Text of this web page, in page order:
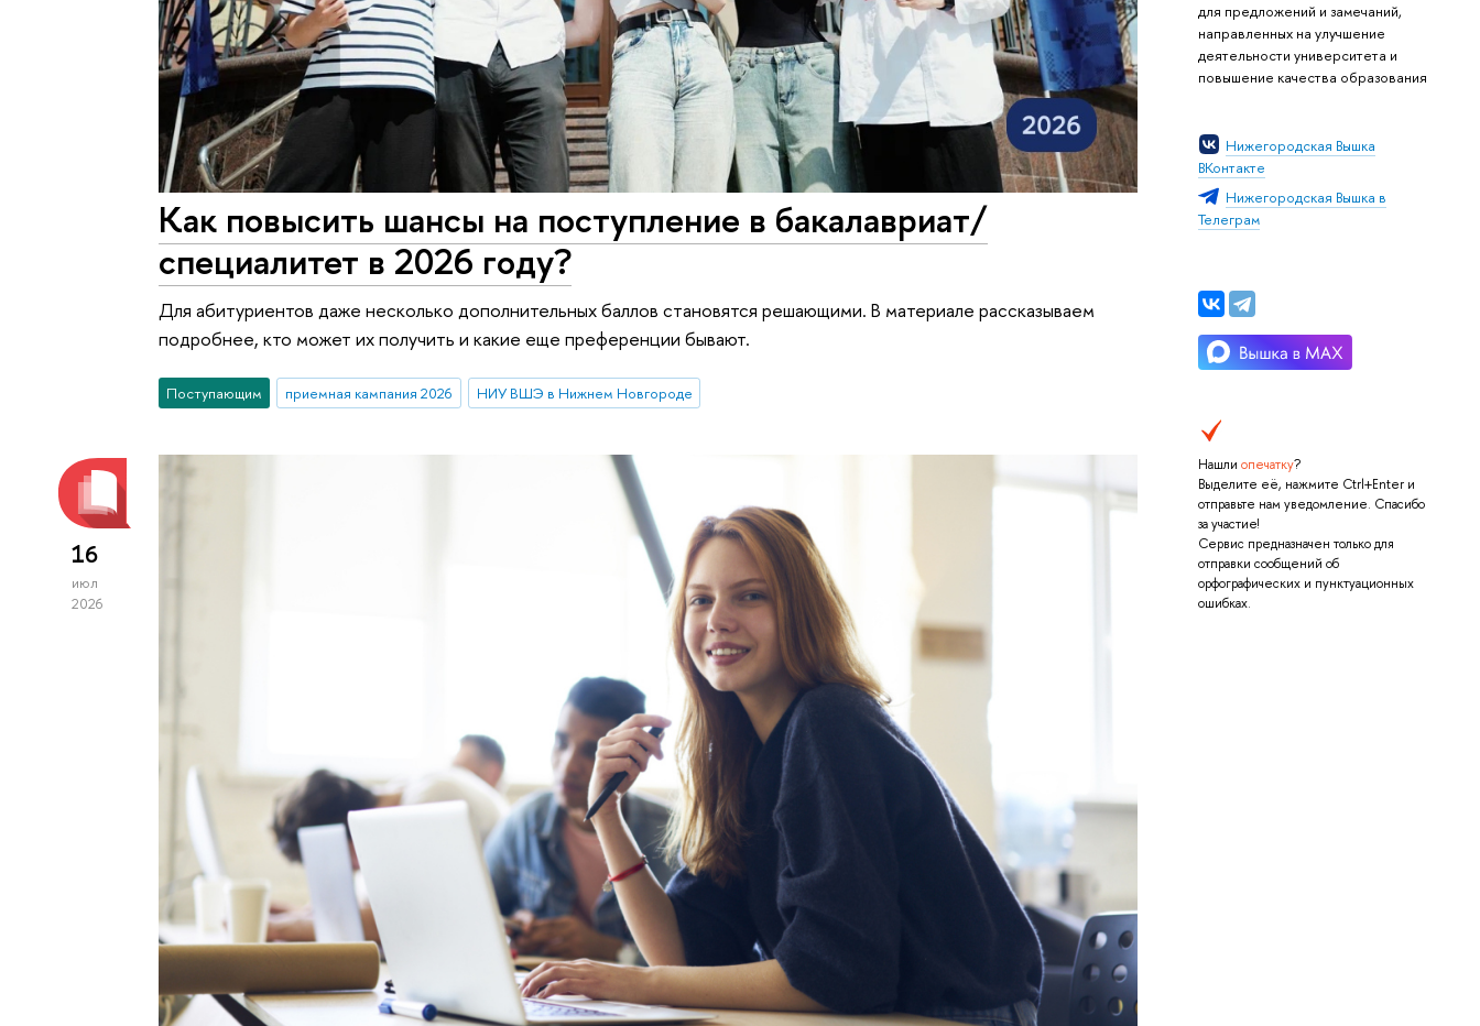
для предложений и замечаний,
направленных на улучшение
деятельности университета и
повышение качества образования
Нижегородская Вышка
ВКонтакте
Нижегородская Вышка в
Телеграм
Нашли опечатку?
Выделите её, нажмите Ctrl+Enter и
отправьте нам уведомление. Спасибо
за участие!
Сервис предназначен только для
отправки сообщений об
орфографических и пунктуационных
ошибках.
Как повысить шансы на поступление в бакалавриат/
специалитет в 2026 году?
Для абитуриентов даже несколько дополнительных баллов становятся решающими. В материале рассказываем
подробнее, кто может их получить и какие еще преференции бывают.
Поступающим приемная кампания 2026 НИУ ВШЭ в Нижнем Новгороде
16
июл
2026